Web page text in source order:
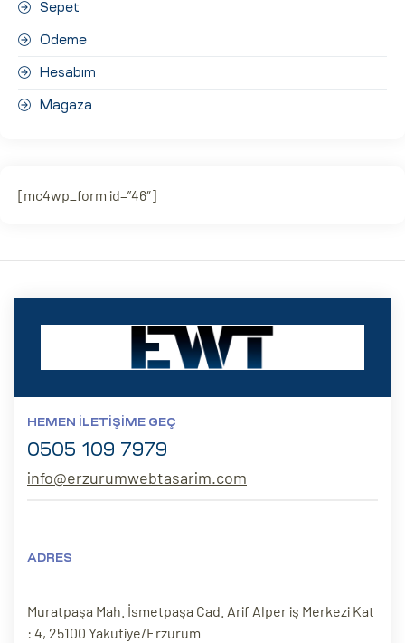
Sepet
Ödeme
Hesabım
Magaza
[mc4wp_form id=”46″]
HEMEN İLETIŞIME GEÇ
0505 109 7979
info@erzurumwebtasarim.com
ADRES
Muratpaşa Mah. İsmetpaşa Cad. Arif Alper iş Merkezi Kat
: 4, 25100 Yakutiye/Erzurum